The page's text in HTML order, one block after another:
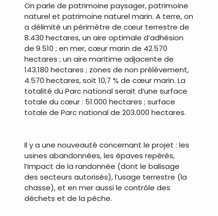
On parle de patrimoine paysager, patrimoine
naturel et patrimoine naturel marin. A terre, on
a délimité un périmètre de cœur terrestre de
8.430 hectares, un aire optimale d’adhésion
de 9.510 ; en mer, cœur marin de 42.570
hectares ; un aire maritime adjacente de
143.180 hectares ; zones de non prélèvement,
4.570 hectares, soit 10,7 % de cœur marin. La
totalité du Parc national serait d’une surface
totale du cœur : 51.000 hectares ; surface
totale de Parc national de 203.000 hectares.
Il y a une nouveauté concernant le projet : les
usines abandonnées, les épaves repérés,
l’impact de la randonnée (dont le balisage
des secteurs autorisés), l’usage terrestre (la
chasse), et en mer aussi le contrôle des
déchets et de la pêche.